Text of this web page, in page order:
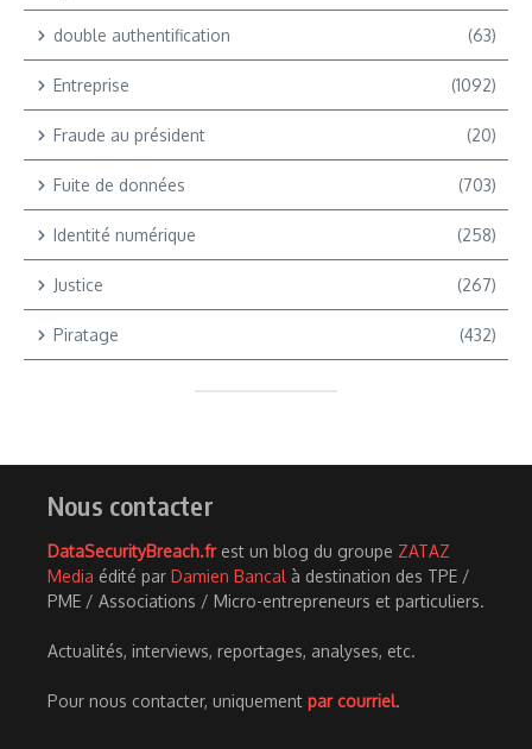
double authentification (63)
Entreprise (1092)
Fraude au président (20)
Fuite de données (703)
Identité numérique (258)
Justice (267)
Piratage (432)
Nous contacter
DataSecurityBreach.frest un blog du groupe ZATAZ
Media édité par Damien Bancal à destination des TPE /
PME / Associations / Micro-entrepreneurs et particuliers.
Actualités, interviews, reportages, analyses, etc.
Pour nous contacter, uniquement par courriel.